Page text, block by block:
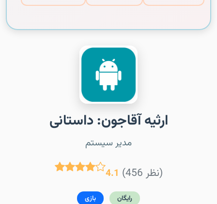
ارثیه آقاجون: داستانی
مدیر سیستم
4.1 (456 نظر)
رایگان بازی